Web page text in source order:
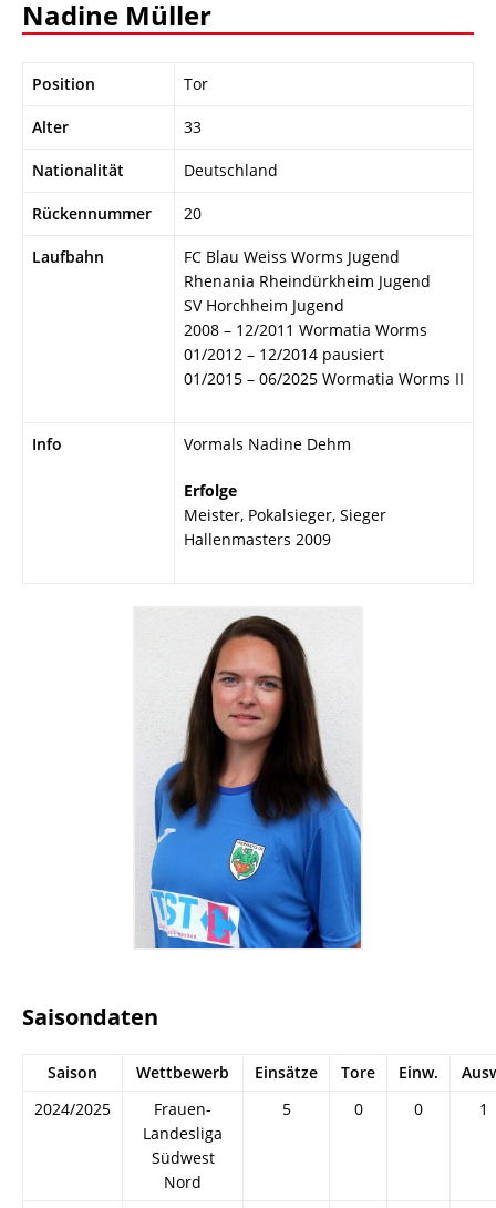
Nadine Müller
Position Tor
Alter 33
Nationalität Deutschland
Rückennummer 20
Laufbahn
FC Blau Weiss Worms Jugend
Rhenania Rheindürkheim Jugend
SV Horchheim Jugend
2008 – 12/2011 Wormatia Worms
01/2012 – 12/2014 pausiert
01/2015 – 06/2025 Wormatia Worms II
Info Vormals Nadine Dehm
Erfolge
Meister, Pokalsieger, Sieger
Hallenmasters 2009
Saisondaten
Saison Wettbewerb Einsätze Tore Einw.
2024/2025
Frauen-
Landesliga
Südwest
Nord
5 0 0 1